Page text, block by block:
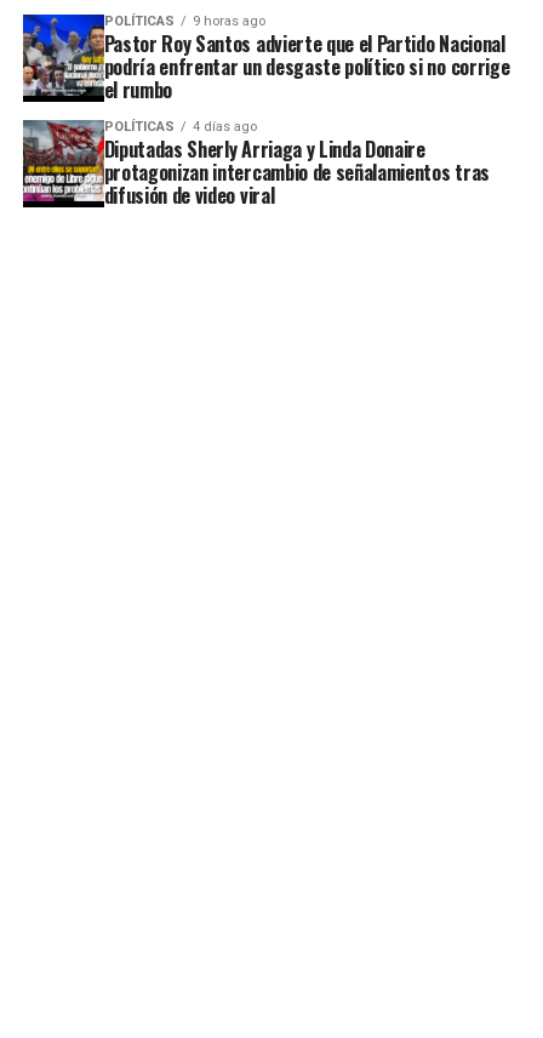
POLÍTICAS 9 horas ago
Pastor Roy Santos advierte que el Partido Nacional
podría enfrentar un desgaste político si no corrige
el rumbo
POLÍTICAS 4 días ago
Diputadas Sherly Arriaga y Linda Donaire
protagonizan intercambio de señalamientos tras
difusión de video viral